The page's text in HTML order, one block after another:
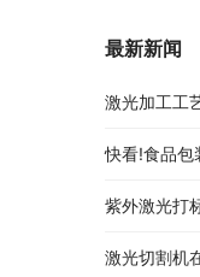
最新新闻
激光加工工
快看!食品包
紫外激光打
激光切割机